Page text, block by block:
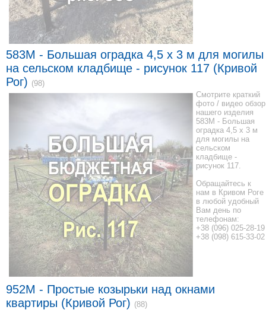
583M - Большая оградка 4,5 x 3 м для могилы
на сельском кладбище - рисунок 117 (Кривой
Рог) (98)
Смотрите краткий
фото / видео обзор
нашего изделия
583M - Большая
оградка 4,5 x 3 м
для могилы на
сельском
кладбище -
рисунок 117.
Обращайтесь к
нам в Кривом Роге
в любой удобный
Вам день по
телефонам:
+38 (096) 025-28-19
+38 (098) 615-33-02
952М - Простые козырьки над окнами
квартиры (Кривой Рог) (88)